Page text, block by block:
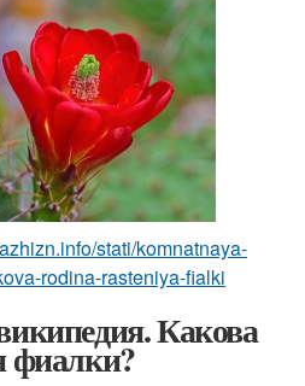
stati/komnatnaya-
rodina-rasteniya-fialki
Какова
фиалки?